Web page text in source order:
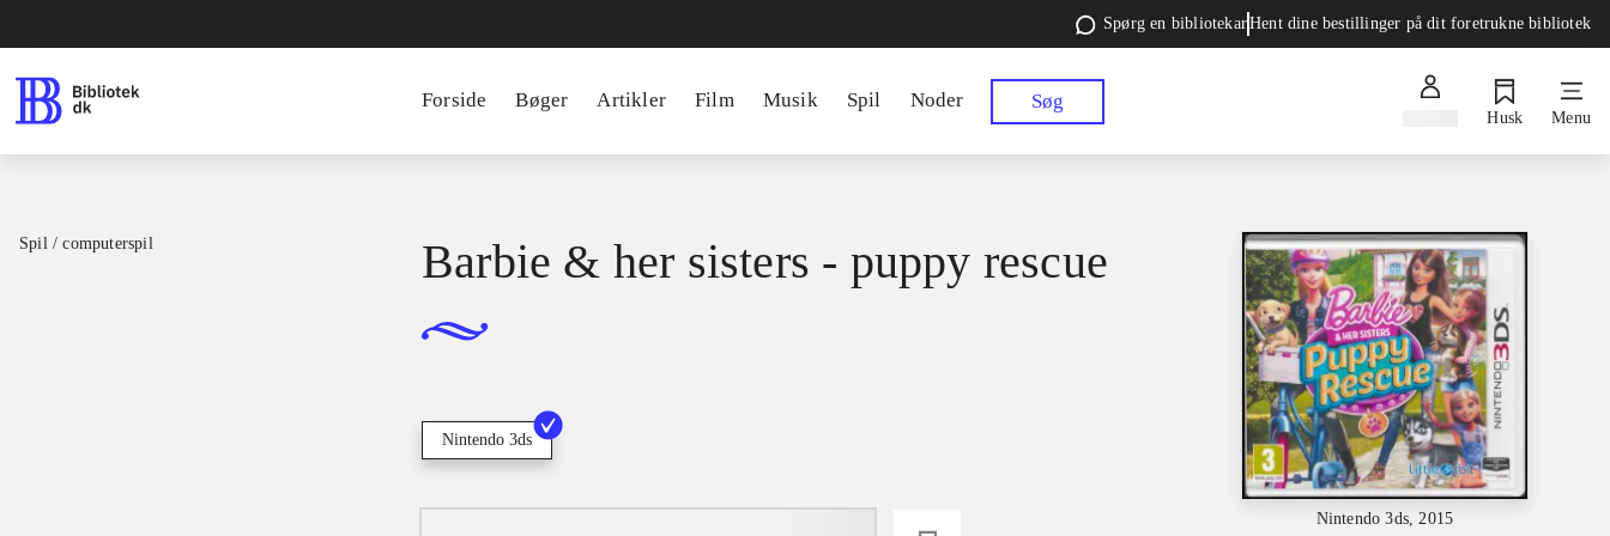
Spørg en bibliotekarHent dine bestillinger på dit foretrukne bibliotek
Forside Bøger Artikler Film Musik Spil Noder Søg
Husk Menu
Spil / computerspil
Nintendo 3ds, 2015
Barbie & her sisters - puppy rescue
Nintendo 3ds